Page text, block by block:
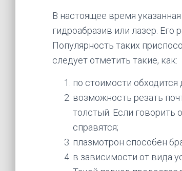
В настоящее время
гидроабразив или лазер.
Популярность таких
следует отметить такие, как:
по стоимости
возможность резать
толстый. Если говорить
справятся;
плазмотрон способен
в зависимости от вида